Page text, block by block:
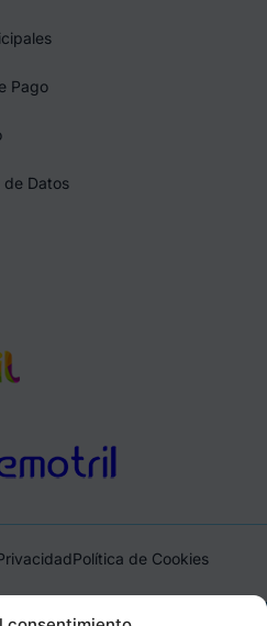
Pago
de Datos
Política de Cookies
de España, 1, 18600, Motril,